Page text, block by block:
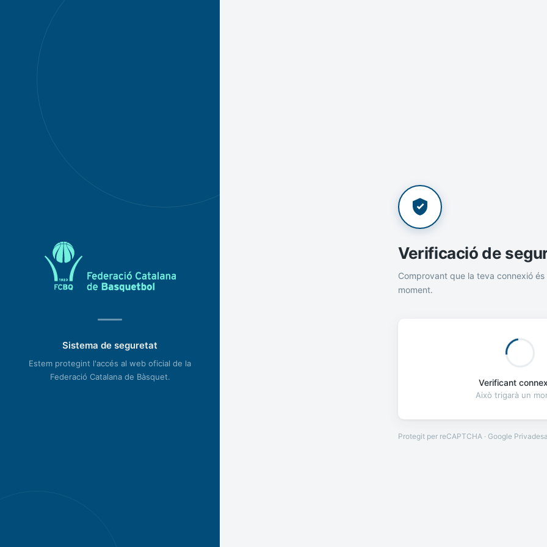
Sistema de seguretat
Estem protegint l'accés al web oficial de la
Federació Catalana de Bàsquet.
Verificació de
Comprovant que la teva connexió és
moment.
Verificant
Això trigarà un
Protegit per reCAPTCHA · Google Privadesa